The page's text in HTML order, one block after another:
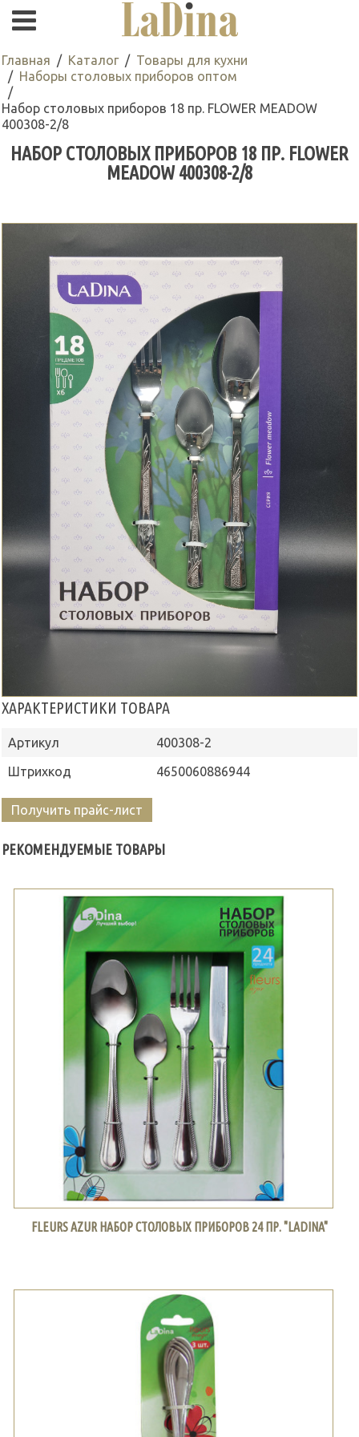
Главная Каталог
Товары для кухни
Наборы столовых приборов оптом
Набор столовых приборов 18 пр. FLOWER MEADOW
400308-2/8
НАБОР СТОЛОВЫХ ПРИБОРОВ 18 ПР. FLOWER
MEADOW 400308-2/8
ХАРАКТЕРИСТИКИ ТОВАРА
Артикул
400308-2
Штрихкод
4650060886944
Получить прайс-лист
РЕКОМЕНДУЕМЫЕ ТОВАРЫ
FLEURS AZUR НАБОР СТОЛОВЫХ ПРИБОРОВ 24 ПР. "LADINA"